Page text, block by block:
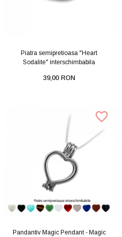
Piatra semipretioasa "Heart
Sodalite" interschimbabila
39,00 RON
Pandantiv Magic Pendant - Magic